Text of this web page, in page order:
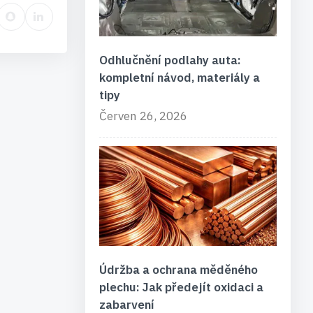
Odhlučnění podlahy auta:
kompletní návod, materiály a
tipy
Červen 26, 2026
Údržba a ochrana měděného
plechu: Jak předejít oxidaci a
zabarvení